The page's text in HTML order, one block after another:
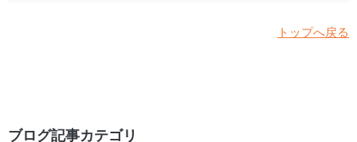
トップへ戻る
ブログ記事カテゴリ